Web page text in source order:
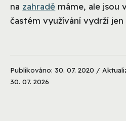
na zahradě máme, ale jsou
častém využívání vydrží jen
Publikováno: 30. 07. 2020 /
30. 07. 2026